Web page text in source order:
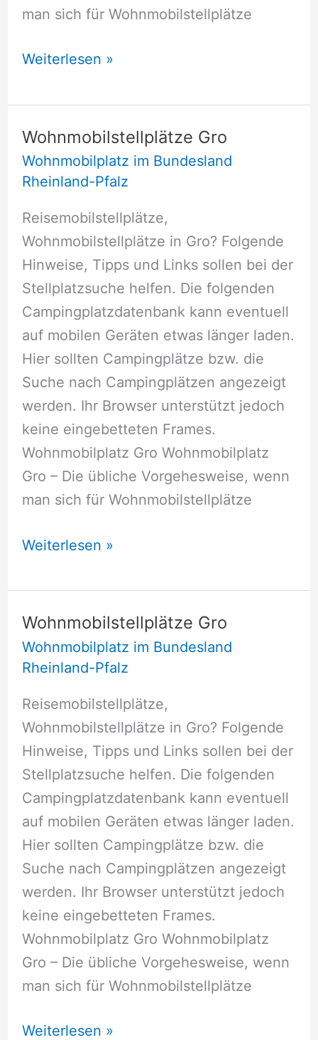
man sich für Wohnmobilstellplätze
Wohnmobilstellplätze
Weiterlesen »
Wohnmobilstellplätze Gro
Wohnmobilplatz im Bundesland
Rheinland-Pfalz
Reisemobilstellplätze,
Wohnmobilstellplätze in Gro? Folgende
Hinweise, Tipps und Links sollen bei der
Stellplatzsuche helfen. Die folgenden
Campingplatzdatenbank kann eventuell
auf mobilen Geräten etwas länger laden.
Hier sollten Campingplätze bzw. die
Suche nach Campingplätzen angezeigt
werden. Ihr Browser unterstützt jedoch
keine eingebetteten Frames.
Wohnmobilplatz Gro Wohnmobilplatz
Gro – Die übliche Vorgehesweise, wenn
man sich für Wohnmobilstellplätze
Wohnmobilstellplätze
Weiterlesen »
Wohnmobilstellplätze Gro
Wohnmobilplatz im Bundesland
Rheinland-Pfalz
Reisemobilstellplätze,
Wohnmobilstellplätze in Gro? Folgende
Hinweise, Tipps und Links sollen bei der
Stellplatzsuche helfen. Die folgenden
Campingplatzdatenbank kann eventuell
auf mobilen Geräten etwas länger laden.
Hier sollten Campingplätze bzw. die
Suche nach Campingplätzen angezeigt
werden. Ihr Browser unterstützt jedoch
keine eingebetteten Frames.
Wohnmobilplatz Gro Wohnmobilplatz
Gro – Die übliche Vorgehesweise, wenn
man sich für Wohnmobilstellplätze
Wohnmobilstellplätze
Weiterlesen »